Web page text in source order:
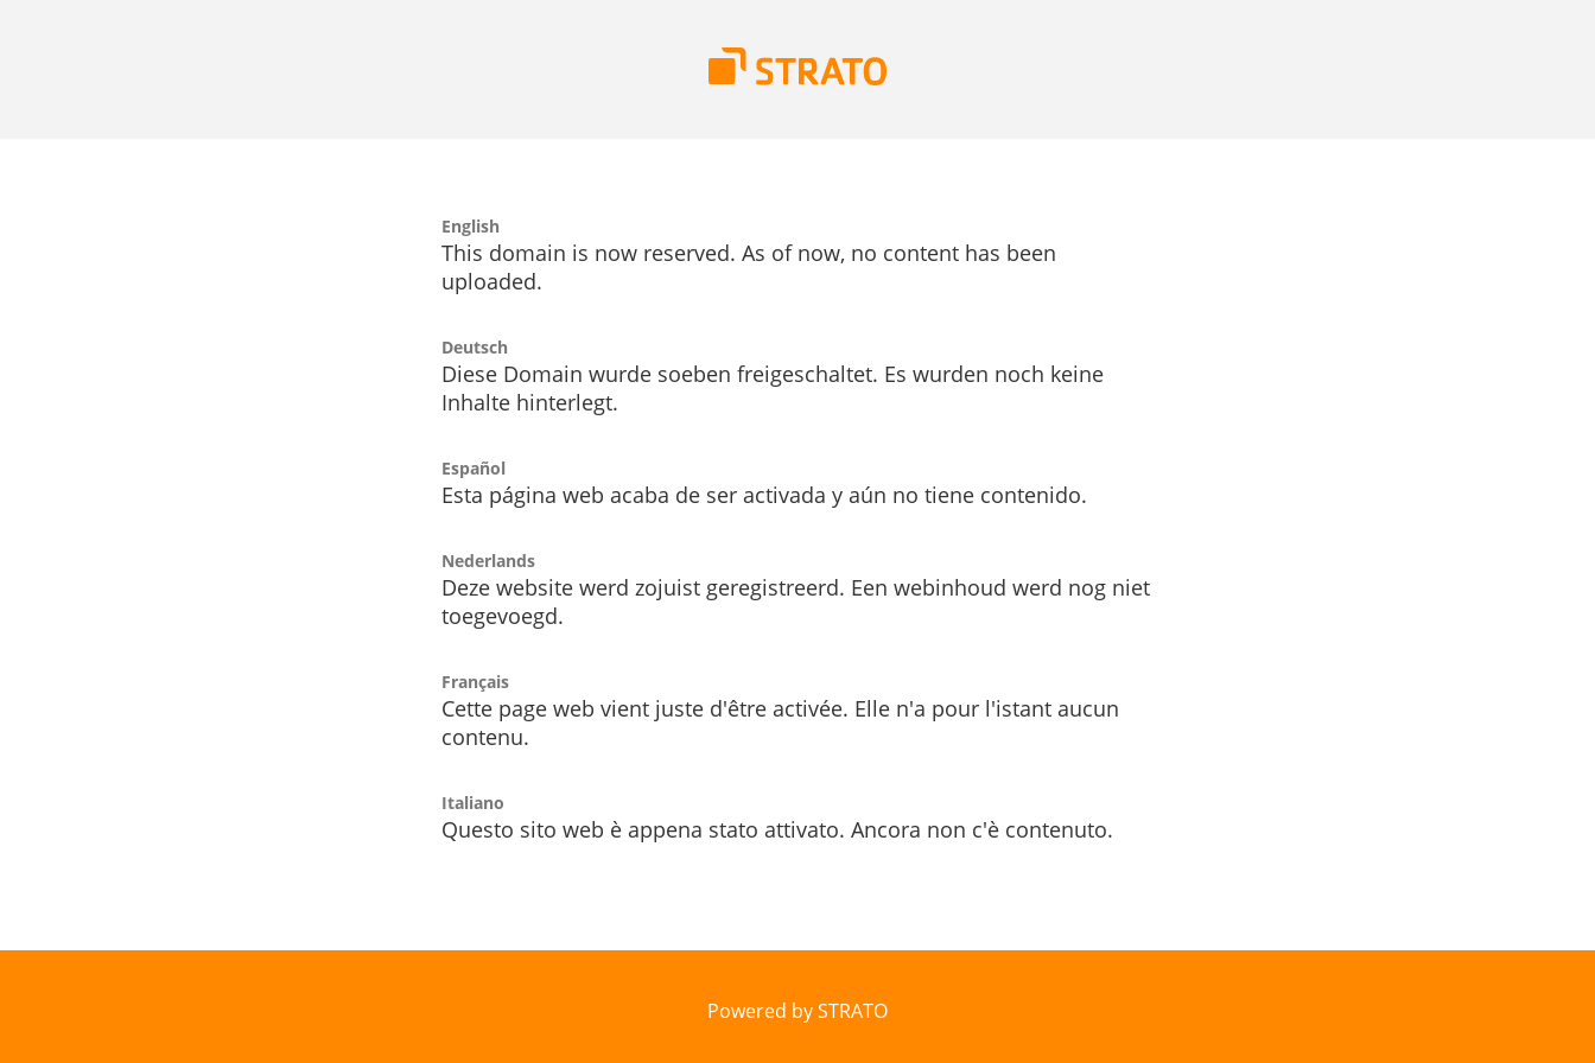
English
This domain is now reserved. As of now, no content has been
uploaded.
Deutsch
Diese Domain wurde soeben freigeschaltet. Es wurden noch keine
Inhalte hinterlegt.
Español
Esta página web acaba de ser activada y aún no tiene contenido.
Nederlands
Deze website werd zojuist geregistreerd. Een webinhoud werd nog niet
toegevoegd.
Français
Cette page web vient juste d'être activée. Elle n'a pour l'istant aucun
contenu.
Italiano
Questo sito web è appena stato attivato. Ancora non c'è contenuto.
Powered by STRATO